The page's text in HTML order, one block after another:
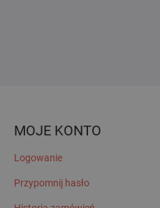
MOJE KONTO
Logowanie
Przypomnij hasło